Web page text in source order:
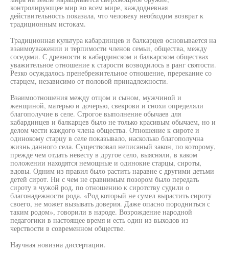
контролирующее мир во всем мире, каждодневная
действительность показала, что человеку необходим возврат к
традиционным истокам.
Традиционная культура кабардинцев и балкарцев основывается на
взаимоуважении и терпимости членов семьи, общества, между
соседями. С древности в кабардинском и балкарском обществах
уважительное отношение к старости возводилось в ранг святости.
Резко осуждалось пренебрежительное отношение, пререкание со
старцем, независимо от половой принадлежности.
Взаимоотношения между отцом и сыном, мужчиной и
женщиной, матерью и дочерью, свекрови и снохи определяли
благополучие в селе. Строгое выполнение обычаев для
кабардинцев и балкарцев было не только красивым обычаем, но и
делом чести каждого члена общества. Отношение к сироте и
одинокому старцу в селе показывало, насколько благополучна
жизнь данного села. Существовал неписаный закон, по которому,
прежде чем отдать невесту в другое село, выясняли, в каком
положении находятся немощные и одинокие старцы, сироты,
вдовы. Одним из правил было растить наравне с другими детьми
детей сирот. Ни с чем не сравнимым позором было передать
сироту в чужой род, по отношению к сиротству судили о
благонадежности рода. «Род который не сумел вырастить сироту
своего, не может вызывать доверия. Даже опасно породниться с
таким родом», говорили в народе. Возрождение народной
педагогики в настоящее время и есть один из выходов из
черствости в современном обществе.
Научная новизна диссертации.